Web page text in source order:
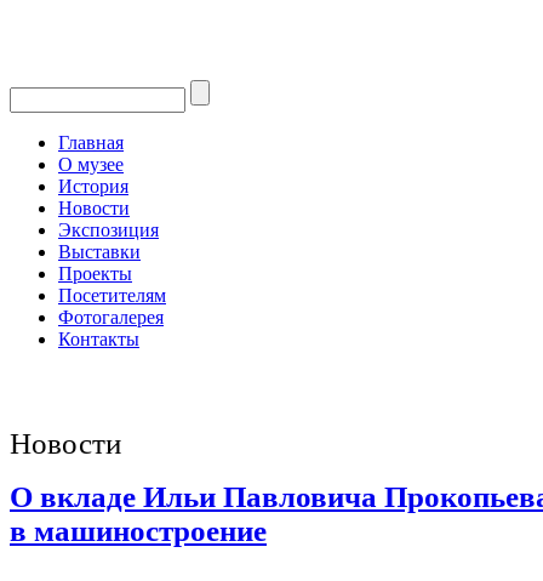
Главная
О музее
История
Новости
Экспозиция
Выставки
Проекты
Посетителям
Фотогалерея
Контакты
Новости
О вкладе Ильи Павловича
в машиностроение